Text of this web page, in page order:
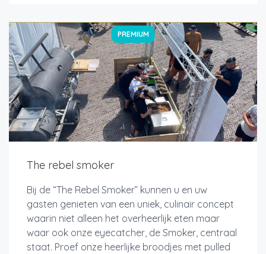
PREMIUM
The rebel smoker
Bij de “The Rebel Smoker” kunnen u en uw
gasten genieten van een uniek, culinair concept
waarin niet alleen het overheerlijk eten maar
waar ook onze eyecatcher, de Smoker, centraal
staat. Proef onze heerlijke broodjes met pulled